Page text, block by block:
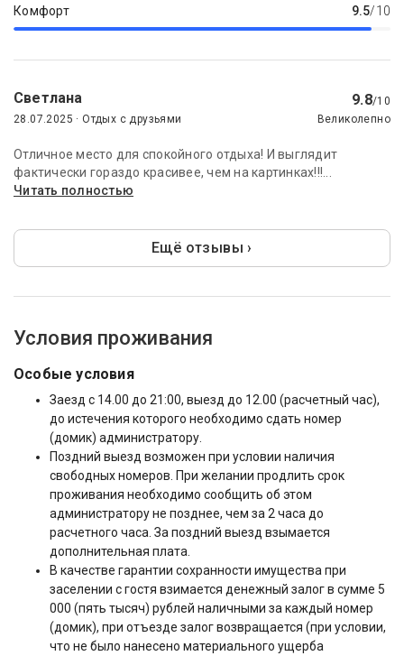
Комфорт 9.5/10
Светлана 9.8/10
28.07.2025 · Отдых с друзьями
Великолепно
Отличное место для спокойного отдыха! И выглядит
фактически гораздо красивее, чем на картинках!!!...
Читать полностью
Ещё отзывы ›
Условия проживания
Особые условия
Заезд с 14.00 до 21:00, выезд до 12.00 (расчетный час),
до истечения которого необходимо сдать номер
(домик) администратору.
Поздний выезд возможен при условии наличия
свободных номеров. При желании продлить срок
проживания необходимо сообщить об этом
администратору не позднее, чем за 2 часа до
расчетного часа. За поздний выезд взымается
дополнительная плата.
В качестве гарантии сохранности имущества при
заселении с гостя взимается денежный залог в сумме 5
000 (пять тысяч) рублей наличными за каждый номер
(домик), при отъезде залог возвращается (при условии,
что не было нанесено материального ущерба